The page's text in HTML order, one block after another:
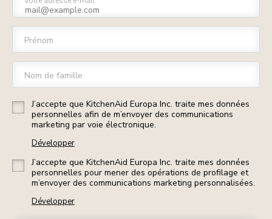
Prénom
Nom de famille
J’accepte que KitchenAid Europa Inc. traite mes données
personnelles afin de m’envoyer des communications
marketing par voie électronique.
Développer
J’accepte que KitchenAid Europa Inc. traite mes données
personnelles pour mener des opérations de profilage et
m’envoyer des communications marketing personnalisées.
Développer